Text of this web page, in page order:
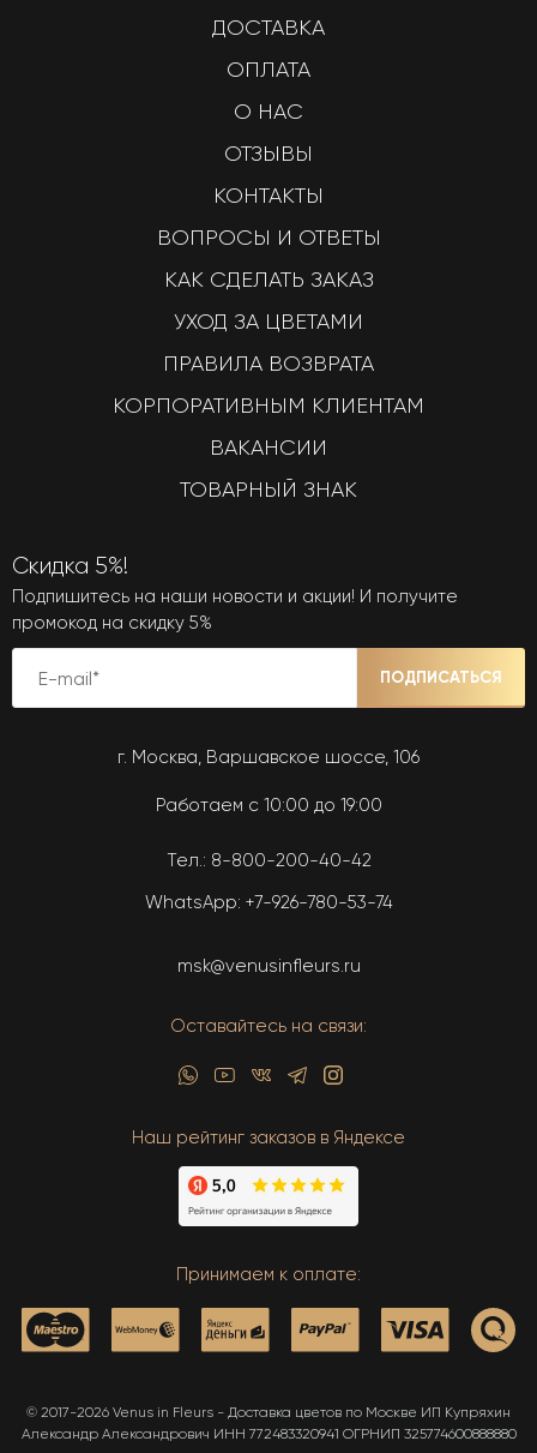
ДОСТАВКА
ОПЛАТА
О НАС
ОТЗЫВЫ
КОНТАКТЫ
ВОПРОСЫ И ОТВЕТЫ
КАК СДЕЛАТЬ ЗАКАЗ
УХОД ЗА ЦВЕТАМИ
ПРАВИЛА ВОЗВРАТА
КОРПОРАТИВНЫМ КЛИЕНТАМ
ВАКАНСИИ
ТОВАРНЫЙ ЗНАК
Скидка 5%!
Подпишитесь на наши новости и акции! И получите
промокод на скидку 5%
ПОДПИСАТЬСЯ
г. Москва, Варшавское шоссе, 106
Работаем с 10:00 до 19:00
Тел.: 8-800-200-40-42
WhatsApp: +7-926-780-53-74
msk@venusinfleurs.ru
Оставайтесь на связи:
Наш рейтинг заказов в Яндексе
Принимаем к оплате:
© 2017-2026 Venus in Fleurs - Доставка цветов по Москве ИП Купряхин
Александр Александрович ИНН 772483320941 ОГРНИП 325774600888880